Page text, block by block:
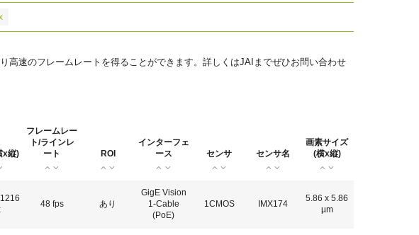
高速のフレームレートを得ることができます。詳しくはJAIまでぜひお問い合わせ
x縦)
フレームレー
ト/ラインレ
ート
ROI
インターフェ
ース
センサ センサ名
画素サイズ
(横x縦)
48 fps あり
GigE Vision
1-Cable
(PoE)
1CMOS IMX174
5.86 x 5.86
µm